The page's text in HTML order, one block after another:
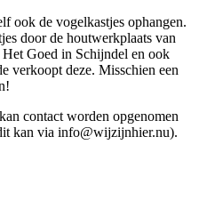
ook de vogelkastjes ophangen.
door de houtwerkplaats van
Goed in Schijndel en ook
verkoopt deze. Misschien een
contact worden opgenomen
kan via info@wijzijnhier.nu).